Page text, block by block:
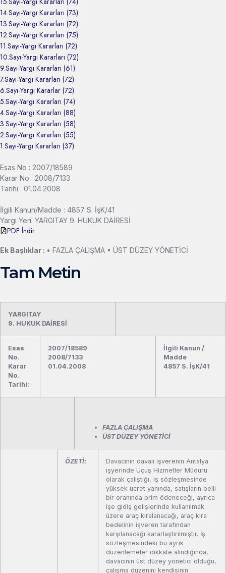
14.Sayı-Yargı Kararları (73)
13.Sayı-Yargı Kararları (72)
12.Sayı-Yargı Kararları (75)
11.Sayı-Yargı Kararları (72)
10.Sayı-Yargı Kararları (72)
9.Sayı-Yargı Kararları (61)
7.Sayı-Yargı Kararları (72)
6.Sayı-Yargı Kararlar (72)
5.Sayı-Yargı Kararları (74)
4.Sayı-Yargı Kararları (88)
3.Sayı-Yargı Kararları (58)
2.Sayı-Yargı Kararları (55)
1.Sayı-Yargı Kararları (37)
Esas No : 2007/18589
Karar No : 2008/7133
Tarihi : 01.04.2008
İlgili Kanun/Madde : 4857 S. İşK/41
Yargı Yeri: YARGITAY 9. HUKUK DAİRESİ
PDF İndir
Ek Başlıklar : • FAZLA ÇALIŞMA • ÜST DÜZEY YÖNETİCİ
Tam Metin
YARGITAY
9. HUKUK DAİRESİ
Esas
No.
Karar
No.
Tarihi:
2007/18589
2008/7133
01.04.2008
İlgili Kanun /
Madde
4857 S. İşK/41
FAZLA ÇALIŞMA
ÜST DÜZEY YÖNETİCİ
ÖZETİ:
Davacının davalı işverenin Antalya
işyerinde Uçuş Hizmetler Müdürü
olarak çalıştığı, iş sözleşmesinde
yüksek ücret yanında, satışların belli
bir oranında prim ödeneceği, ayrıca
işe gidiş gelişlerinde kullanılmak
üzere araç kiralanacağı, araç kira
bedelinin işveren tarafından
karşılanacağı kararlaştırılmıştır. İş
sözleşmesindeki bu ayrık
düzenlemeler dikkate alındığında,
davacının üst düzey yönetici olduğu,
çalışma düzenini kendisinin